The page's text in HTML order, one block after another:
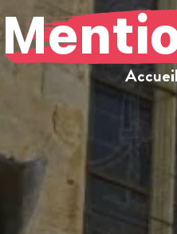
Accueil